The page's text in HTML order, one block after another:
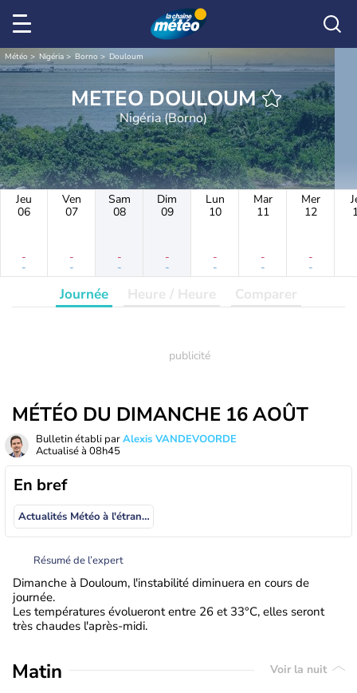
Météo Nigéria Borno Douloum
METEO DOULOUM
Nigéria (Borno)
Jeu
06
-
-
Ven
07
-
-
Sam
08
-
-
Dim
09
-
-
Lun
10
-
-
Mar
11
-
-
Mer
12
-
-
Journée Heure / Heure Comparer
MÉTÉO DU DIMANCHE 16 AOÛT
Bulletin établi parAlexis VANDEVOORDE
Actualisé à 08h45
En bref
Actualités Météo à l'étranger
Résumé de l’expert
Dimanche à Douloum, l'instabilité diminuera en cours de
journée.
Les températures évolueront entre 26 et 33°C, elles seront
très chaudes l'après-midi.
Matin Voir la nuit